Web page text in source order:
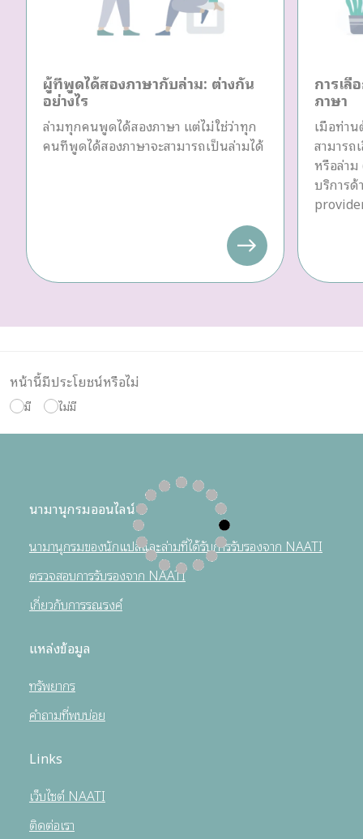
ผู้ที่พูดได้สองภาษากับล่าม: ต่างกัน
อย่างไร
ล่ามทุกคนพูดได้สองภาษา แต่ไม่ใช่ว่าทุก
คนที่พูดได้สองภาษาจะสามารถเป็นล่ามได้
การเ
ภาษา
เมื่อท่า
สามาร
หรือล่า
บริการ
หน้านี้มีประโยชน์หรือไม่
มี ไม่มี
นามานุกรมออนไลน์
นามานุกรมของนักแปลและล่ามที่ได้รับการรับรองจาก NAATI
ตรวจสอบการรับรองจาก NAATI
เกี่ยวกับการรณรงค์
แหล่งข้อมูล
ทรัพยากร
คำถามที่พบบ่อย
Links
เว็บไซต์ NAATI
ติดต่อเรา